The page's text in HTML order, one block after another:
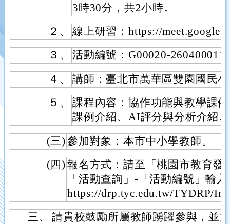
3時30分，共2小時。
２、
線上研習：https://
３、
活動編號：G00020-260400011
４、
講師：臺北市萬華區雙園國民
５、
課程內容：協作功能與教學課
課例介紹、AI評分與分析介紹。
(三) 參加對象：本市中小學教師。
(四) 報名方式：請至「桃園市教育發
「活動查詢」-「活動編號」輸
https://drp.tyc.edu.tw/TYDRP/
三、
請貴校鼓勵所屬教師踴躍參與，並